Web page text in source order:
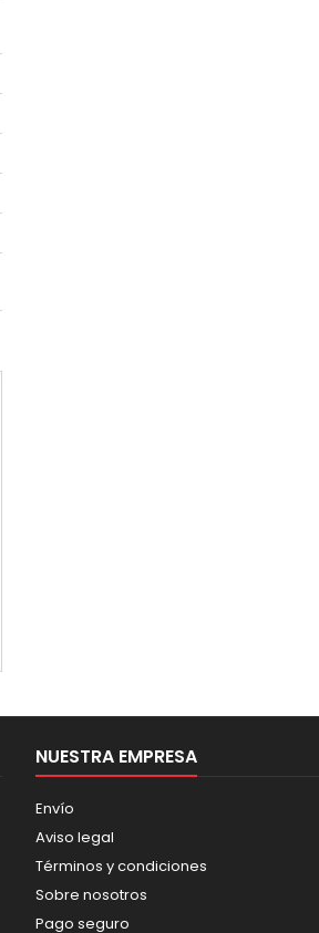
NUESTRA EMPRESA
Envío
Aviso legal
Términos y condiciones
Sobre nosotros
Pago seguro